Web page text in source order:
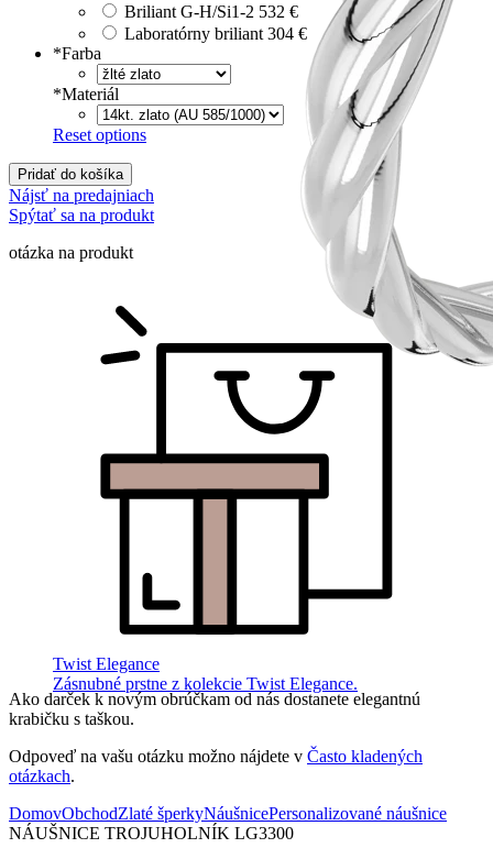
Twist Elegance
Zásnubné prstne z kolekcie Twist Elegance.
Briliant G-H/Si1-2 532 €
Laboratórny briliant 304 €
*Farba
*Materiál
Reset options
Pridať do košíka
Nájsť na predajniach
Spýtať sa na produkt
otázka na produkt
Ako darček k novým obrúčkam od nás dostanete elegantnú
krabičku s taškou.
Odpoveď na vašu otázku možno nájdete v Často kladených
otázkach.
DomovObchodZlaté šperkyNáušnicePersonalizované náušnice
NÁUŠNICE TROJUHOLNÍK LG3300